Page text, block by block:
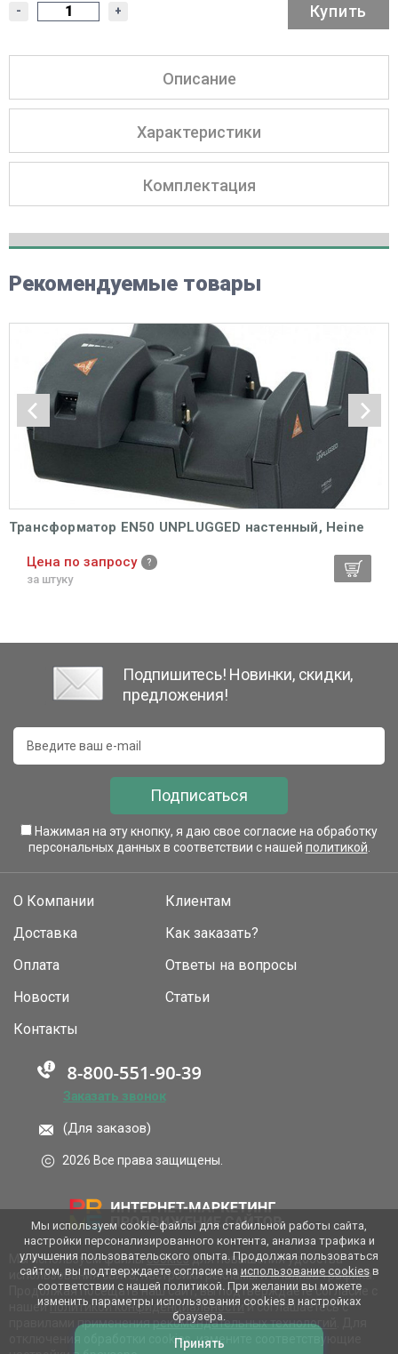
- + Купить
Описание
Характеристики
Комплектация
Рекомендуемые товары
Трансформатор EN50 UNPLUGGED настенный, Heine
Цена по запросу
за штуку
Подпишитесь! Новинки, скидки,
предложения!
Подписаться
Нажимая на эту кнопку, я даю свое согласие на обработку
персональных данных в соответствии с нашей политикой
О Компании
Доставка
Оплата
Новости
Клиентам
Как заказать?
Ответы на вопросы
Статьи
Контакты
Заказать звонок
(Для заказов)
2026 Все права защищены.
Мы используем файлыcookies для повышения удобства
использования сайта, настройки рекламы и анализа трафика.
Продолжая посещать наш сайт, вы подтверждаете согласие с
нашейполитикой конфиденциальностии соглашаетесь с
правилами применениярекомендательных технологий
отключения обработки cookies, измените соответствующие
Мы используем cookie-файлы для стабильной работы сайта,
настройки персонализированного контента, анализа трафика и
улучшения пользовательского опыта. Продолжая пользоваться
сайтом, вы подтверждаете согласие на использование cookiesв
соответствии с нашей политикой. При желании вы можете
изменить параметры использования cookies в настройках
браузера.
Принять